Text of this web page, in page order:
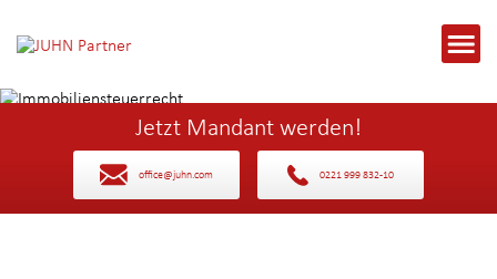
Jetzt Mandant werden!
office@juhn.com 0221 999 832-10